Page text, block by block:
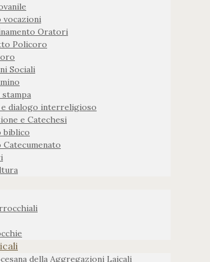
vocazioni
Oratori
Policoro
Sociali
e dialogo interreligioso
e Catechesi
biblico
della Aggregazioni Laicali